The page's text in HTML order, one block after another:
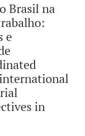
Brasil na
e
in